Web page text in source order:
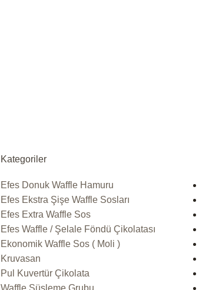
Kategoriler
Efes Donuk Waffle Hamuru
Efes Ekstra Şişe Waffle Sosları
Efes Extra Waffle Sos
Efes Waffle / Şelale Föndü Çikolatası
Ekonomik Waffle Sos ( Moli )
Kruvasan
Pul Kuvertür Çikolata